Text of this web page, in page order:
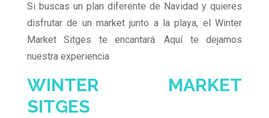
Si buscas un plan diferente de Navidad y quieres
disfrutar de un market junto a la playa, el Winter
Market Sitges te encantará. Aquí te dejamos
nuestra experiencia
WINTER MARKET
SITGES